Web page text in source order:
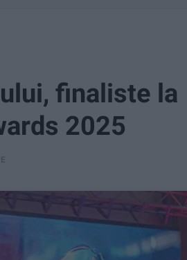
finaliste la
2025